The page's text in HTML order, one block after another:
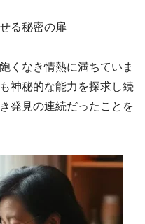
る秘密の扉
くなき情熱に満ちていま
神秘的な能力を探求し続
発見の連続だったことを